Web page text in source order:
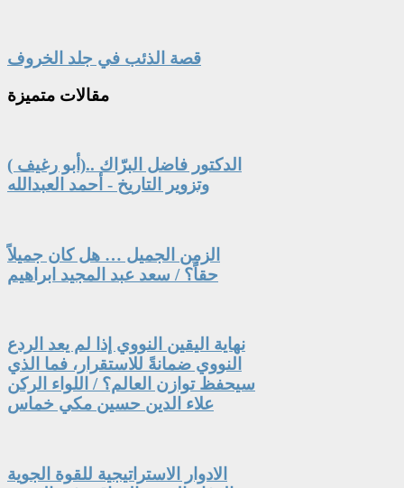
قصة الذئب في جلد الخروف
مقالات متميزة
الدكتور فاضل البرّاك ..(أبو رغيف )
وتزوير التاريخ - أحمد العبدالله
الزمن الجميل … هل كان جميلاً
حقاً؟ / سعد عبد المجيد ابراهيم
نهاية اليقين النووي إذا لم يعد الردع
النووي ضمانةً للاستقرار، فما الذي
سيحفظ توازن العالم؟ / اللواء الركن
علاء الدين حسين مكي خماس
الادوار الاستراتيجية للقوة الجوية